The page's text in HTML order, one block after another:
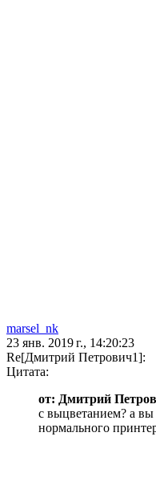
marsel_nk
23 янв. 2019 г., 14:20:23
Re[Дмитрий Петрович1]:
Цитата:
от: Дмитрий
с выцветанием? а вы
нормального